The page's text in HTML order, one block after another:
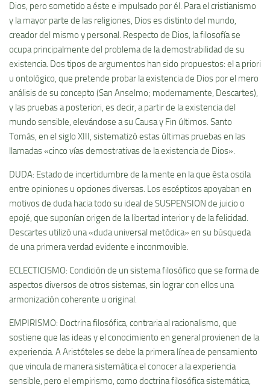
Dios, pero sometido a éste e impulsado por él. Para el cristianismo
y la mayor parte de las religiones, Dios es distinto del mundo,
creador del mismo y personal. Respecto de Dios, la filosofí­a se
ocupa principalmente del problema de la demostrabilidad de su
existencia. Dos tipos de argumentos han sido propuestos: el a priori
u ontológico, que pretende probar la existencia de Dios por el mero
análisis de su concepto (San Anselmo; modernamente, Descartes),
y las pruebas a posteriori, es decir, a partir de la existencia del
mundo sensible, elevándose a su Causa y Fin últimos. Santo
Tomás, en el siglo XIII, sistematizó estas últimas pruebas en las
llamadas «cinco ví­as demostrativas de la existencia de Dios».
DUDA: Estado de incertidumbre de la mente en la que ésta oscila
entre opiniones u opciones diversas. Los escépticos apoyaban en
motivos de duda hacia todo su ideal de SUSPENSION de juicio o
epojé, que suponí­an origen de la libertad interior y de la felicidad.
Descartes utilizó una «duda universal metódica» en su búsqueda
de una primera verdad evidente e inconmovible.
ECLECTICISMO: Condición de un sistema filosófico que se forma de
aspectos diversos de otros sistemas, sin lograr con ellos una
armonización coherente u original.
EMPIRISMO: Doctrina filosófica, contraria al racionalismo, que
sostiene que las ideas y el conocimiento en general provienen de la
experiencia. A Aristóteles se debe la primera lí­nea de pensamiento
que vincula de manera sistemática el conocer a la experiencia
sensible, pero el empirismo, como doctrina filosófica sistemática,